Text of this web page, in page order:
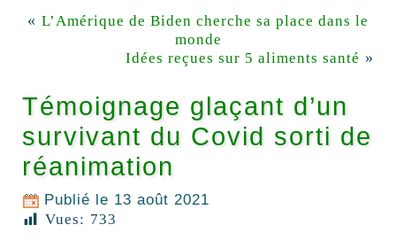
« L’Amérique de Biden cherche sa place dans le
monde
Idées reçues sur 5 aliments santé »
Témoignage glaçant d’un
survivant du Covid sorti de
réanimation
Publié le 13 août 2021
Vues: 733